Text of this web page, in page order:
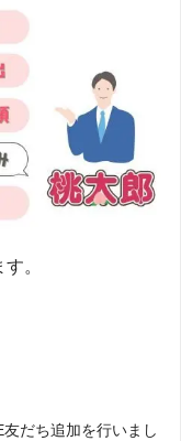
。
だち追加を行いまし